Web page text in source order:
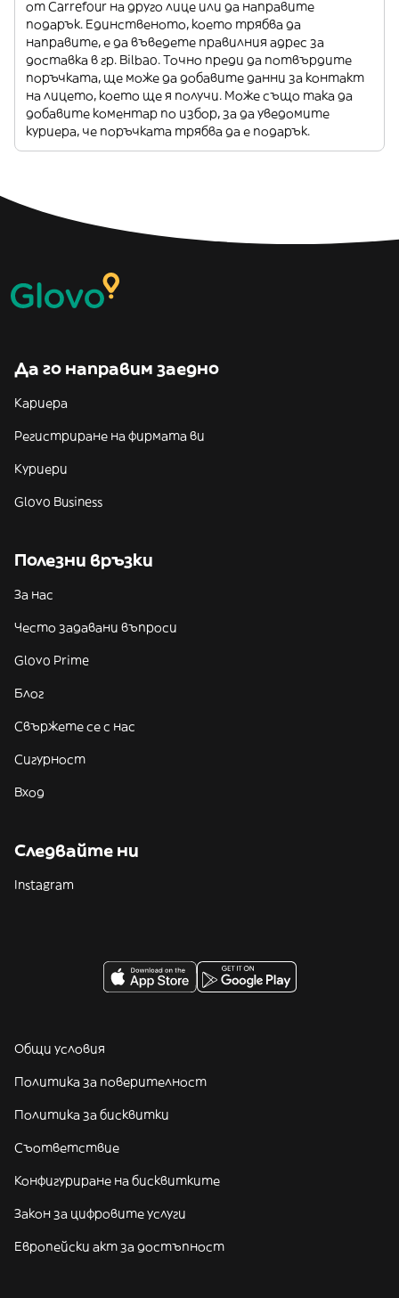
от Carrefour на друго лице или да направите
подарък. Единственото, което трябва да
направите, е да въведете правилния адрес за
доставка в гр. Bilbao. Точно преди да потвърдите
поръчката, ще може да добавите данни за контакт
на лицето, което ще я получи. Може също така да
добавите коментар по избор, за да уведомите
куриера, че поръчката трябва да е подарък.
Да го направим заедно
Кариера
Регистриране на фирмата ви
Куриери
Glovo Business
Полезни връзки
За нас
Често задавани въпроси
Glovo Prime
Блог
Свържете се с нас
Сигурност
Вход
Следвайте ни
Instagram
Общи условия
Политика за поверителност
Политика за бисквитки
Съответствие
Конфигуриране на бисквитките
Закон за цифровите услуги
Европейски акт за достъпност